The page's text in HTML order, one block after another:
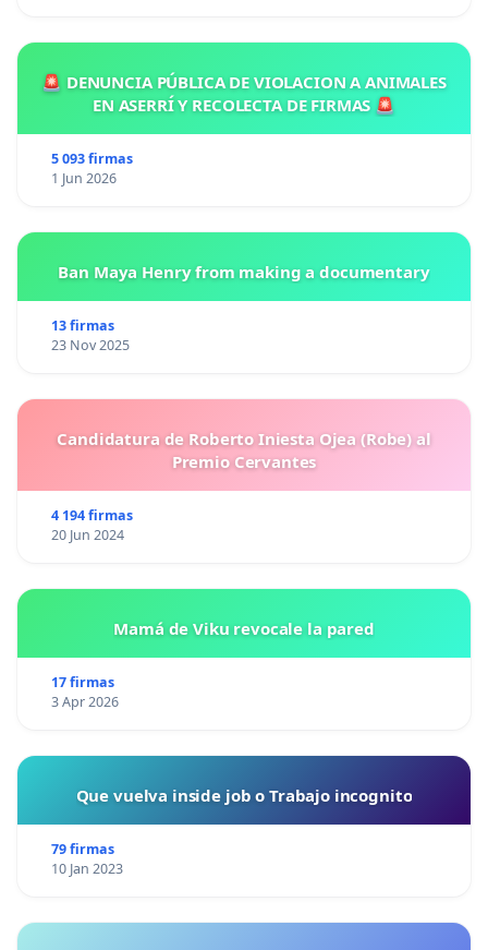
🚨 DENUNCIA PÚBLICA DE VIOLACION A ANIMALES
EN ASERRÍ Y RECOLECTA DE FIRMAS 🚨
5 093 firmas
1 Jun 2026
Ban Maya Henry from making a documentary
13 firmas
23 Nov 2025
Candidatura de Roberto Iniesta Ojea (Robe) al
Premio Cervantes
4 194 firmas
20 Jun 2024
Mamá de Viku revocale la pared
17 firmas
3 Apr 2026
Que vuelva inside job o Trabajo incognito
79 firmas
10 Jan 2023